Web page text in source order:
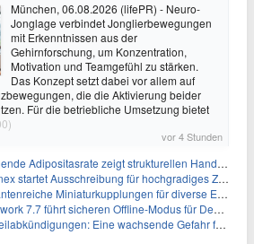
München, 06.08.2026 (lifePR) - Neuro-
Jonglage verbindet Jonglierbewegungen
mit Erkenntnissen aus der
Gehirnforschung, um Konzentration,
Motivation und Teamgefühl zu stärken.
Das Konzept setzt dabei vor allem auf
die die Aktivierung beider
Für die betriebliche Umsetzung bietet
vor 4 Stunden
zeigt strukturellen Handlungsbedarf bei der Ernährung schulpflichtiger Kinder
Ausschreibung für hochgradiges Zinksulfidkonzentrat mit Germanium- und Silbergehalten und stellt ein Betriebsupdate bereit
Miniaturkupplungen für diverse Einsatzbereiche
7.7 führt sicheren Offline-Modus für Desktop- und Mobile-Apps ein
Eine wachsende Gefahr für industrielle Elektroniksysteme